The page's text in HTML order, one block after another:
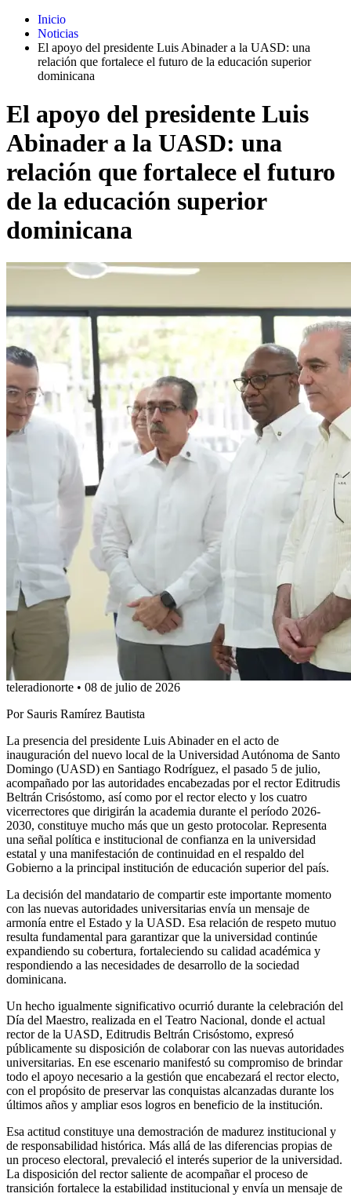
Inicio
Noticias
El apoyo del presidente Luis Abinader a la UASD: una
relación que fortalece el futuro de la educación superior
dominicana
El apoyo del presidente Luis
Abinader a la UASD: una
relación que fortalece el futuro
de la educación superior
dominicana
teleradionorte • 08 de julio de 2026
Por Sauris Ramírez Bautista
La presencia del presidente Luis Abinader en el acto de
inauguración del nuevo local de la Universidad Autónoma de Santo
Domingo (UASD) en Santiago Rodríguez, el pasado 5 de julio,
acompañado por las autoridades encabezadas por el rector Editrudis
Beltrán Crisóstomo, así como por el rector electo y los cuatro
vicerrectores que dirigirán la academia durante el período 2026-
2030, constituye mucho más que un gesto protocolar. Representa
una señal política e institucional de confianza en la universidad
estatal y una manifestación de continuidad en el respaldo del
Gobierno a la principal institución de educación superior del país.
La decisión del mandatario de compartir este importante momento
con las nuevas autoridades universitarias envía un mensaje de
armonía entre el Estado y la UASD. Esa relación de respeto mutuo
resulta fundamental para garantizar que la universidad continúe
expandiendo su cobertura, fortaleciendo su calidad académica y
respondiendo a las necesidades de desarrollo de la sociedad
dominicana.
Un hecho igualmente significativo ocurrió durante la celebración del
Día del Maestro, realizada en el Teatro Nacional, donde el actual
rector de la UASD, Editrudis Beltrán Crisóstomo, expresó
públicamente su disposición de colaborar con las nuevas autoridades
universitarias. En ese escenario manifestó su compromiso de brindar
todo el apoyo necesario a la gestión que encabezará el rector electo,
con el propósito de preservar las conquistas alcanzadas durante los
últimos años y ampliar esos logros en beneficio de la institución.
Esa actitud constituye una demostración de madurez institucional y
de responsabilidad histórica. Más allá de las diferencias propias de
un proceso electoral, prevaleció el interés superior de la universidad.
La disposición del rector saliente de acompañar el proceso de
transición fortalece la estabilidad institucional y envía un mensaje de